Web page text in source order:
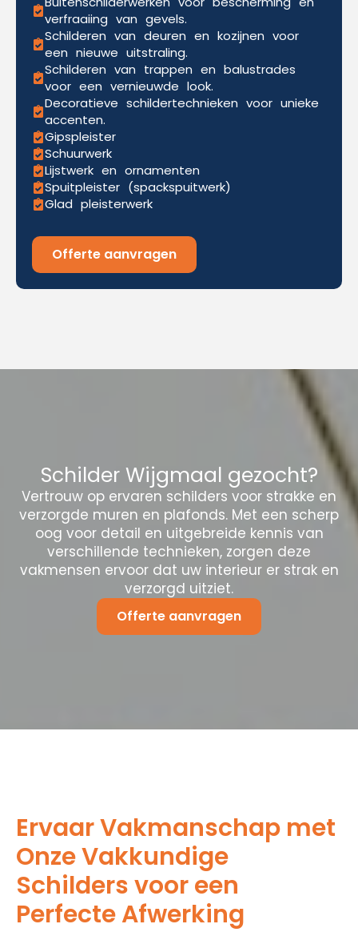
verfraaiing van gevels.
Schilderen van deuren en kozijnen voor
een nieuwe uitstraling.
Schilderen van trappen en balustrades
voor een vernieuwde look.
Decoratieve schildertechnieken voor unieke
accenten.
Gipspleister
Schuurwerk
Lijstwerk en ornamenten
Spuitpleister (spackspuitwerk)
Glad pleisterwerk
Offerte aanvragen
Schilder Wijgmaal gezocht?
Vertrouw op ervaren schilders voor strakke en
verzorgde muren en plafonds. Met een scherp
oog voor detail en uitgebreide kennis van
verschillende technieken, zorgen deze
vakmensen ervoor dat uw interieur er strak en
verzorgd uitziet.
Offerte aanvragen
Ervaar Vakmanschap met
Onze Vakkundige
Schilders voor een
Perfecte Afwerking